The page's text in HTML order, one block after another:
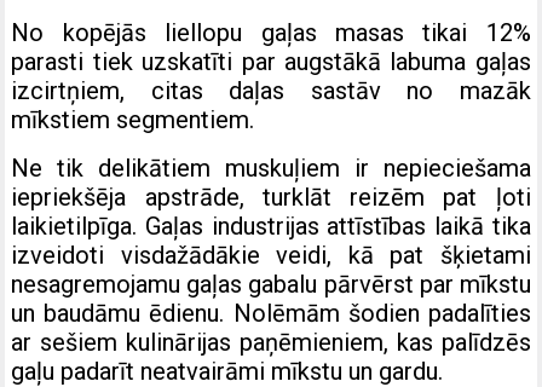
No kopējās liellopu gaļas masas tikai 12%
parasti tiek uzskatīti par augstākā labuma gaļas
izcirtņiem, citas daļas sastāv no mazāk
mīkstiem segmentiem.
Ne tik delikātiem muskuļiem ir nepieciešama
iepriekšēja apstrāde, turklāt reizēm pat ļoti
laikietilpīga. Gaļas industrijas attīstības laikā tika
izveidoti visdažādākie veidi, kā pat šķietami
nesagremojamu gaļas gabalu pārvērst par mīkstu
un baudāmu ēdienu. Nolēmām šodien padalīties
ar sešiem kulinārijas paņēmieniem, kas palīdzēs
gaļu padarīt neatvairāmi mīkstu un gardu.